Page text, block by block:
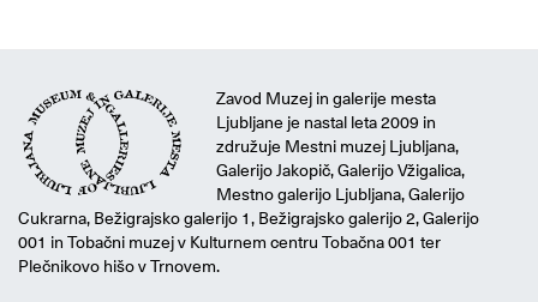
Zavod Muzej in galerije mesta
Ljubljane je nastal leta 2009 in
združuje Mestni muzej Ljubljana,
Galerijo Jakopič, Galerijo Vžigalica,
Mestno galerijo Ljubljana, Galerijo
Cukrarna, Bežigrajsko galerijo 1, Bežigrajsko galerijo 2, Galerijo
001 in Tobačni muzej v Kulturnem centru Tobačna 001 ter
Plečnikovo hišo v Trnovem.